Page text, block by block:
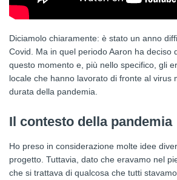
Diciamolo chiaramente: è stato un anno
Covid. Ma in quel periodo Aaron ha deciso
questo momento e, più nello specifico, gli
locale che hanno lavorato di fronte al virus
durata della pandemia.
Il contesto della pandemia
Ho preso in considerazione molte idee
progetto. Tuttavia, dato che eravamo nel
che si trattava di qualcosa che tutti